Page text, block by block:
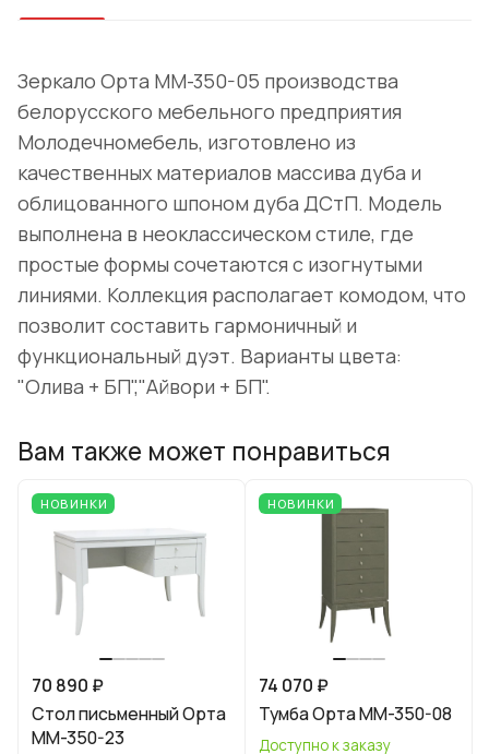
Зеркало Орта ММ-350-05 производства
белорусского мебельного предприятия
Молодечномебель, изготовлено из
качественных материалов массива дуба и
облицованного шпоном дуба ДСтП. Модель
выполнена в неоклассическом стиле, где
простые формы сочетаются с изогнутыми
линиями. Коллекция располагает комодом, что
позволит составить гармоничный и
функциональный дуэт. Варианты цвета:
"Олива + БП","Айвори + БП".
Вам также может понравиться
НОВИНКИ
70 890 ₽
Стол письменный Орта
ММ-350-23
НОВИНКИ
74 070 ₽
Тумба Орта ММ-350-08
Доступно к заказу